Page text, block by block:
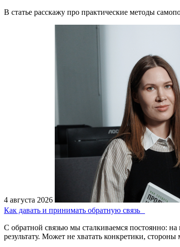
В статье расскажу про практические методы
4 августа 2026
Как давать и принимать обратную связь
С обратной связью мы сталкиваемся постоянно:
результату. Может не хватать конкретики,